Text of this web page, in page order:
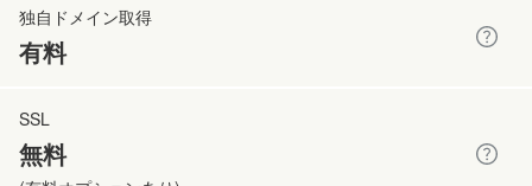
有料
無料